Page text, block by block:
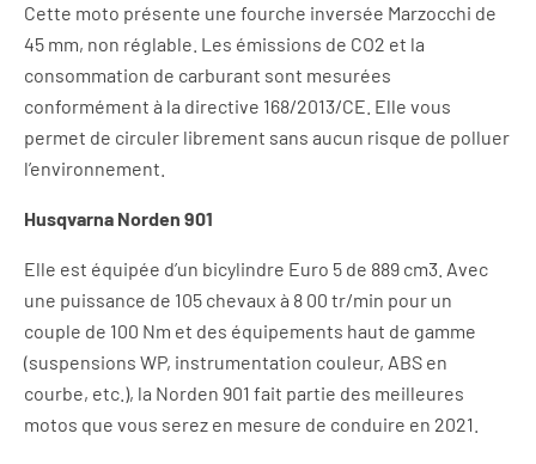
Cette moto présente une fourche inversée Marzocchi de
45 mm, non réglable. Les émissions de CO2 et la
consommation de carburant sont mesurées
conformément à la directive 168/2013/CE. Elle vous
permet de circuler librement sans aucun risque de polluer
l’environnement.
Husqvarna Norden 901
Elle est équipée d’un bicylindre Euro 5 de 889 cm3. Avec
une puissance de 105 chevaux à 8 00 tr/min pour un
couple de 100 Nm et des équipements haut de gamme
(suspensions WP, instrumentation couleur, ABS en
courbe, etc.), la Norden 901 fait partie des meilleures
motos que vous serez en mesure de conduire en 2021.